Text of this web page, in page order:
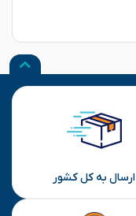
ارسال به کل کشور